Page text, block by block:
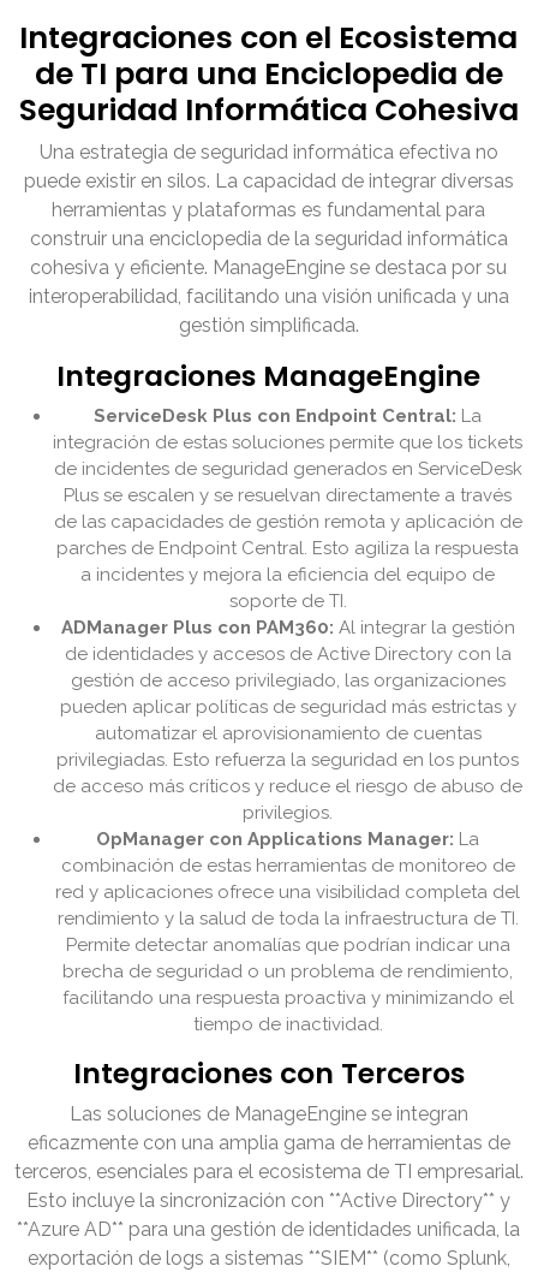
Integraciones con el Ecosistema
de TI para una Enciclopedia de
Seguridad Informática Cohesiva
Una estrategia de seguridad informática efectiva no
puede existir en silos. La capacidad de integrar diversas
herramientas y plataformas es fundamental para
construir una enciclopedia de la seguridad informática
cohesiva y eficiente. ManageEngine se destaca por su
interoperabilidad, facilitando una visión unificada y una
gestión simplificada.
Integraciones ManageEngine
ServiceDesk Plus con Endpoint Central: La
integración de estas soluciones permite que los tickets
de incidentes de seguridad generados en ServiceDesk
Plus se escalen y se resuelvan directamente a través
de las capacidades de gestión remota y aplicación de
parches de Endpoint Central. Esto agiliza la respuesta
a incidentes y mejora la eficiencia del equipo de
soporte de TI.
ADManager Plus con PAM360: Al integrar la gestión
de identidades y accesos de Active Directory con la
gestión de acceso privilegiado, las organizaciones
pueden aplicar políticas de seguridad más estrictas y
automatizar el aprovisionamiento de cuentas
privilegiadas. Esto refuerza la seguridad en los puntos
de acceso más críticos y reduce el riesgo de abuso de
privilegios.
OpManager con Applications Manager: La
combinación de estas herramientas de monitoreo de
red y aplicaciones ofrece una visibilidad completa del
rendimiento y la salud de toda la infraestructura de TI.
Permite detectar anomalías que podrían indicar una
brecha de seguridad o un problema de rendimiento,
facilitando una respuesta proactiva y minimizando el
tiempo de inactividad.
Integraciones con Terceros
Las soluciones de ManageEngine se integran
eficazmente con una amplia gama de herramientas de
terceros, esenciales para el ecosistema de TI empresarial.
Esto incluye la sincronización con **Active Directory** y
**Azure AD** para una gestión de identidades unificada, la
exportación de logs a sistemas **SIEM** (como Splunk,